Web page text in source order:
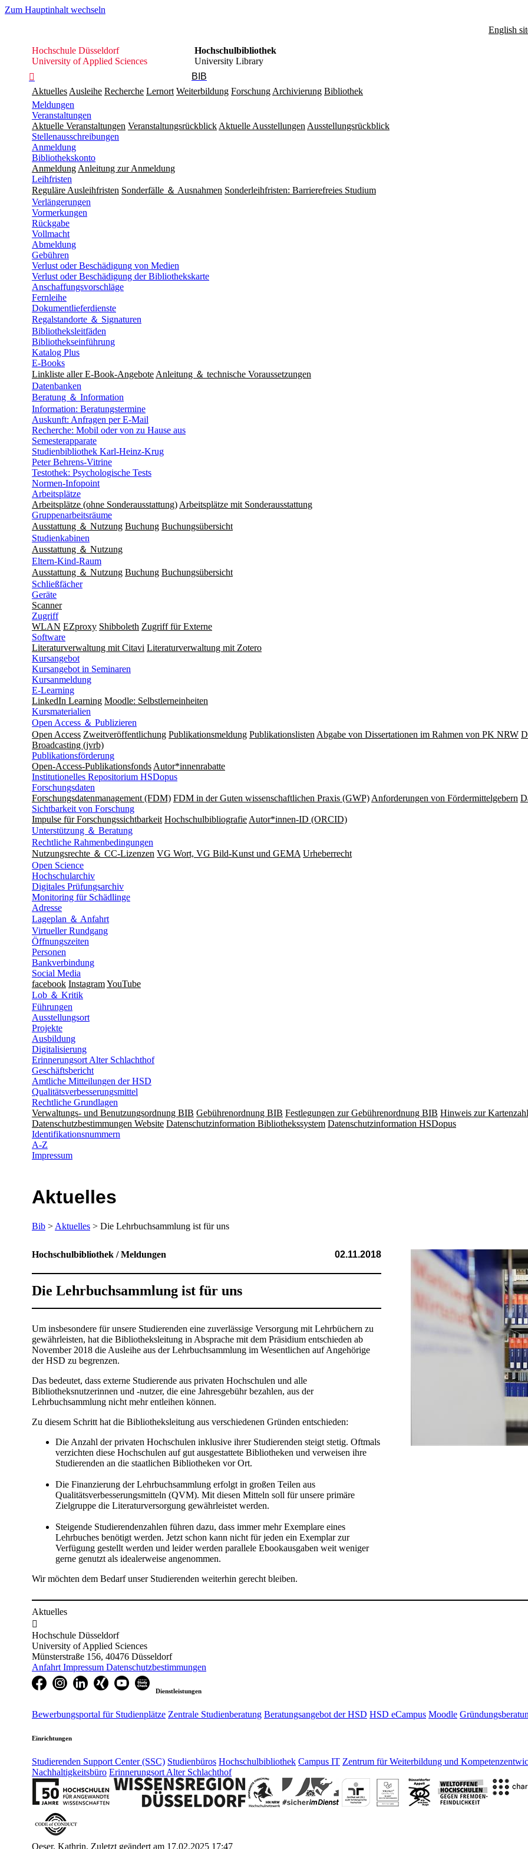
Zum Hauptinhalt wechseln
Hochschule
Düsseldorf
Hochschule Düsseldorf
University of Applied Sciences
Hochschulbibliothek
University Library

BIB
English
Aktuelles Ausleihe Recherche Lernort Weiterbildung Forschung Archivierung Bibliothek
Meldungen
Veranstaltungen
Aktuelle Veranstaltungen Veranstaltungsrückblick Aktuelle Ausstellungen Ausstellungsrückblick
Stellenausschreibungen
Anmeldung
Bibliothekskonto
Anmeldung Anleitung zur Anmeldung
Leihfristen
Reguläre Ausleihfristen Sonderfälle ＆ Ausnahmen Sonderleihfristen: Barrierefreies Studium
Verlängerungen
Vormerkungen
Rückgabe
Vollmacht
Abmeldung
Gebühren
Verlust oder Beschädigung von Medien
Verlust oder Beschädigung der Bibliothekskarte
Anschaffungsvorschläge
Fernleihe
Dokumentlieferdienste
Regalstandorte ＆ Signaturen
Bibliotheksleitfäden
Bibliothekseinführung
Katalog Plus
E-Books
Linkliste aller E-Book-Angebote Anleitung ＆ technische Voraussetzungen
Datenbanken
Beratung ＆ Information
Information: Beratungstermine
Auskunft: Anfragen per E-Mail
Recherche: Mobil oder von zu Hause aus
Semesterapparate
Studienbibliothek Karl-Heinz-Krug
Peter Behrens-Vitrine
Testothek: Psychologische Tests
Normen-Infopoint
Arbeitsplätze
Arbeitsplätze (ohne Sonderausstattung) Arbeitsplätze mit Sonderausstattung
Gruppenarbeitsräume
Ausstattung ＆ Nutzung Buchung Buchungsübersicht
Studienkabinen
Ausstattung ＆ Nutzung
Eltern-Kind-Raum
Ausstattung ＆ Nutzung Buchung Buchungsübersicht
Schließfächer
Geräte
Scanner
Zugriff
WLAN EZproxy Shibboleth Zugriff für Externe
Software
Literaturverwaltung mit Citavi Literaturverwaltung mit Zotero
Kursangebot
Kursangebot in Seminaren
Kursanmeldung
E-Learning
LinkedIn Learning Moodle: Selbstlerneinheiten
Kursmaterialien
Open Access ＆ Publizieren
Open Access Zweitveröffentlichung Publikationsmeldung Publikationslisten Abgabe von Dissertationen im Rahmen von PK NRW
Broadcasting (jvrb)
Publikationsförderung
Open-Access-Publikationsfonds Autor*innenrabatte
Institutionelles Repositorium HSDopus
Forschungsdaten
Forschungsdatenmanagement (FDM) FDM in der Guten wissenschaftlichen Praxis (GWP) Anforderungen von Fördermittelgebern
Sichtbarkeit von Forschung
Impulse für Forschungssichtbarkeit Hochschulbibliografie Autor*innen-ID (ORCID)
Unterstützung ＆ Beratung
Rechtliche Rahmenbedingungen
Nutzungsrechte ＆ CC-Lizenzen VG Wort, VG Bild-Kunst und GEMA Urheberrecht
Open Science
Hochschularchiv
Digitales Prüfungsarchiv
Monitoring für Schädlinge
Adresse
Lageplan ＆ Anfahrt
Virtueller Rundgang
Öffnungszeiten
Personen
Bankverbindung
Social Media
facebook InstagramYouTube
Lob ＆ Kritik
Führungen
Ausstellungsort
Projekte
Ausbildung
Digitalisierung
Erinnerungsort Alter Schlachthof
Geschäftsbericht
Amtliche Mitteilungen der HSD
Qualitätsverbesserungsmittel
Rechtliche Grundlagen
Verwaltungs- und Benutzungsordnung BIB Gebührenordnung BIB Festlegungen zur Gebührenordnung BIB Hinweis zur
Datenschutzbestimmungen Website Datenschutzinformation Bibliothekssystem Datenschutzinformation HSDopus
Identifikationsnummern
A-Z
Impressum
Aktuelles
Bib > Aktuelles > Die Lehrbuchsammlung ist für uns
Hochschulbibliothek / Meldungen 02.11.2018
Die Lehrbuchsammlung ist für uns
​Um insbesondere für unsere Studierenden eine zuverlässige Versorgung mit Lehrbüchern zu
gewährleisten, hat die Bibliotheksleitung in Absprache mit dem Präsidium entschieden ab
November 2018 die Ausleihe aus der Lehrbuchsammlung im Wesentlichen auf Angehörige
der HSD zu begrenzen.
Das bedeutet, dass externe Studierende aus privaten Hochschulen und alle
Bibliotheksnutzerinnen und -nutzer, die eine Jahresgebühr bezahlen, aus der
Lehrbuchsammlung nicht mehr entleihen können.
Zu diesem Schritt hat die Bibliotheksleitung aus verschiedenen Gründen entschieden:
Die Anzahl der privaten Hochschulen inklusive ihrer Studierenden steigt stetig. Oftmals
verzichten diese Hochschulen auf gut ausgestattete Bibliotheken und verweisen ihre
Studierenden an die staatlichen Bibliotheken vor Ort.
Die Finanzierung der Lehrbuchsammlung erfolgt in großen Teilen aus
Qualitätsverbesserungsmitteln (QVM). Mit diesen Mitteln soll für unsere primäre
Zielgruppe die Literaturversorgung gewährleistet werden.
Steigende Studierendenzahlen führen dazu, dass immer mehr Exemplare eines
Lehrbuches benötigt werden. Jetzt schon kann nicht für jeden ein Exemplar zur
Verfügung gestellt werden und leider werden parallele Ebookausgaben weit weniger
gerne genutzt als idealerweise angenommen.
Wir möchten dem Bedarf unser Studierenden weiterhin gerecht bleiben.
Aktuelles

Hochschule Düsseldorf
University of Applied Sciences
Münsterstraße 156, 40476 Düsseldorf
Anfahrt Impressum Datenschutzbestimmungen
Dienstleistungen
Bewerbungsportal für Studienplätze Zentrale Studienberatung Beratungsangebot der HSD HSD eCampus Moodle
Einrichtungen
Studierenden Support Center (SSC) Studienbüros Hochschulbibliothek Campus IT Zentrum für Weiterbildung und
Nachhaltigkeitsbüro Erinnerungsort Alter Schlachthof
Oeser, Kathrin, Zuletzt geändert am 17.02.2025 17:47